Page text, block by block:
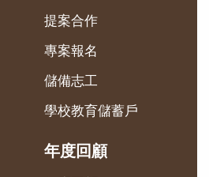
提案合作
專案報名
儲備志工
學校教育儲蓄戶
年度回顧